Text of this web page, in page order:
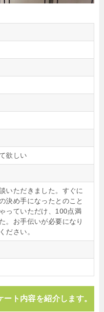
欲しい
いただきました。すぐに
決め手になったとのこと
っていただけ、100点満
。お手伝いが必要になり
ださい。
ト内容を紹介します。